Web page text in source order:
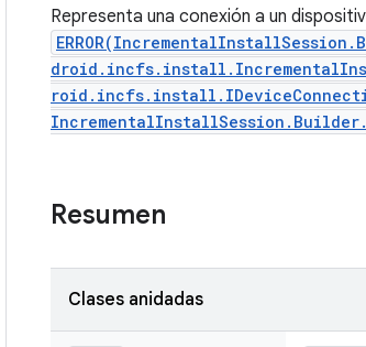
Representa una conexión a un
Resumen
Clases anidadas